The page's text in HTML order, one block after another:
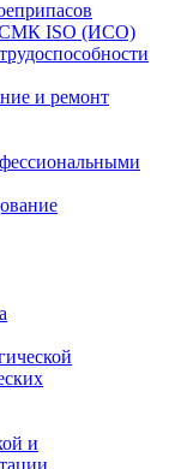
СМК ISO (ИСО)
и ремонт
и